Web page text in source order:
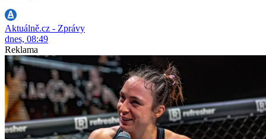
Aktuálně.cz - Zprávy
dnes, 08:49
Reklama